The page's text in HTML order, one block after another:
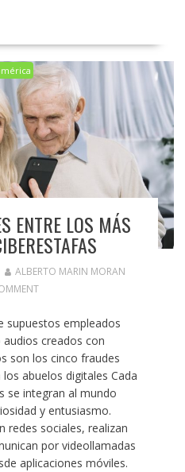
ENTRE LOS MÁS
ALBERTO MARIN MORAN
supuestos empleados
creados con
son los cinco fraudes
abuelos digitales Cada
se integran al mundo
y entusiasmo.
redes sociales, realizan
por videollamadas
aplicaciones móviles.